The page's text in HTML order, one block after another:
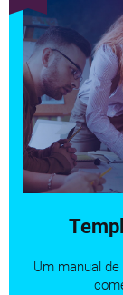
Um manual